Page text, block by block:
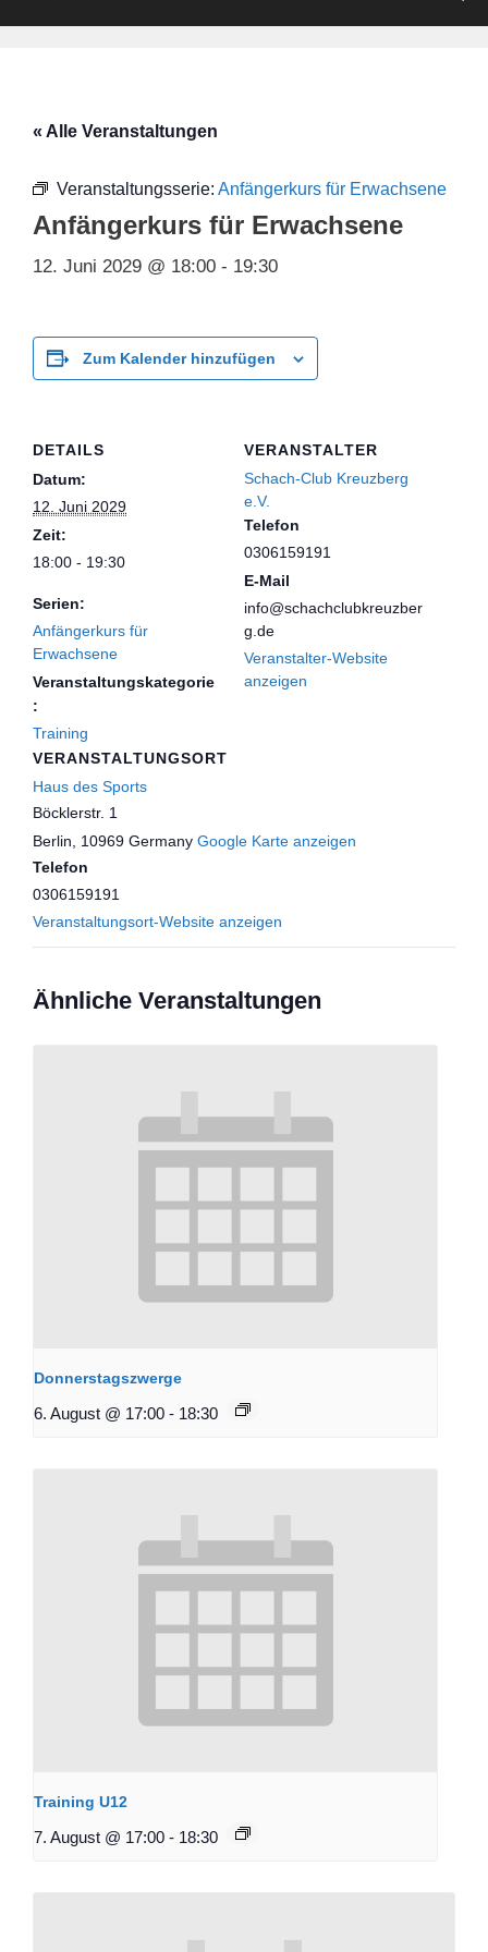
« Alle Veranstaltungen
Veranstaltungsserie: Anfängerkurs für Erwachsene
Anfängerkurs für Erwachsene
12. Juni 2029 @ 18:00 - 19:30
Zum Kalender hinzufügen
DETAILS
Datum:
12. Juni 2029
Zeit:
18:00 - 19:30
Serien:
Anfängerkurs für
Erwachsene
Veranstaltungskategorie
:
Training
VERANSTALTUNGSORT
Haus des Sports
Böcklerstr. 1
Berlin
10969 Germany Google Karte anzeigen
Telefon
0306159191
Veranstaltungsort-Website anzeigen
VERANSTALTER
Schach-Club Kreuzberg
e.V.
Telefon
0306159191
E-Mail
info@schachclubkreuzber
g.de
Veranstalter-Website
anzeigen
Ähnliche Veranstaltungen
Donnerstagszwerge
6. August @ 17:00 - 18:30
Training U12
7. August @ 17:00 - 18:30